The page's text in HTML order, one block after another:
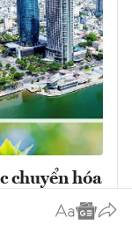
chuyển hóa